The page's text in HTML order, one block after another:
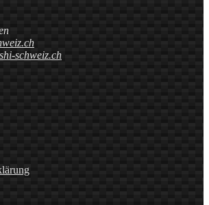
schweiz.ch